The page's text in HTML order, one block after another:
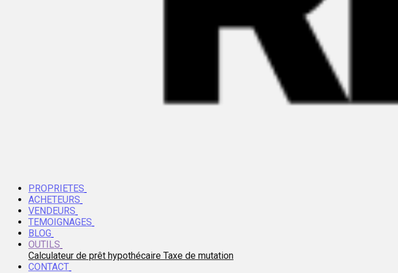
PROPRIETES
ACHETEURS
VENDEURS
TEMOIGNAGES
BLOG
OUTILS
Calculateur de prêt hypothécaire Taxe de mutation
CONTACT